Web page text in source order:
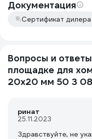
Документация
Сертификат дилера
Вопросы и
площадке для
20х20 мм 50 3
ринат
25.11.2023
Здравствуйте, не